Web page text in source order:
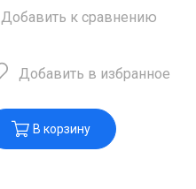
Добавить к сравнению
Добавить в избранное
В корзину